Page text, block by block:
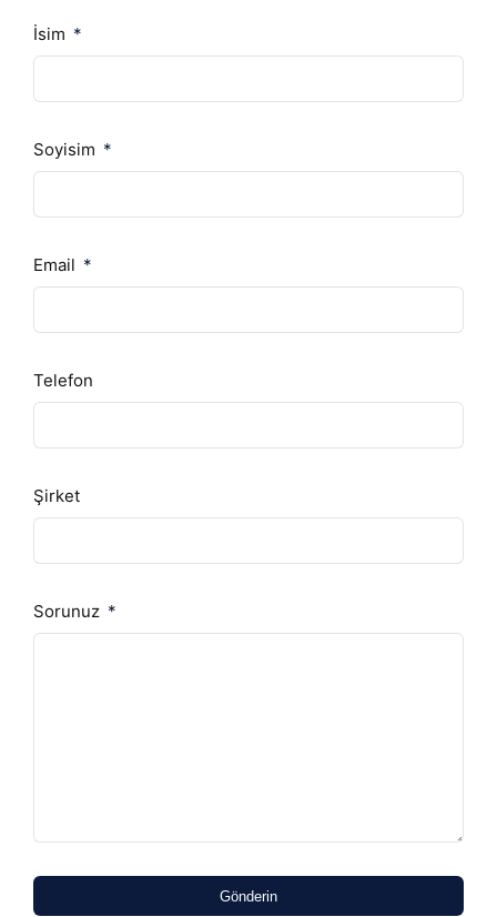
İsim
Soyisim
Email
Telefon
Şirket
Sorunuz
Gönderin